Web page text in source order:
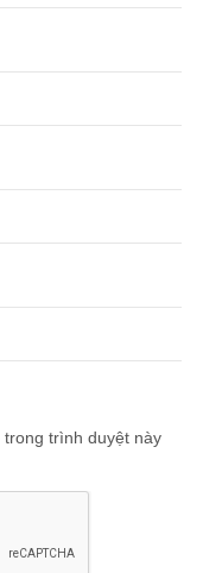
trình duyệt này